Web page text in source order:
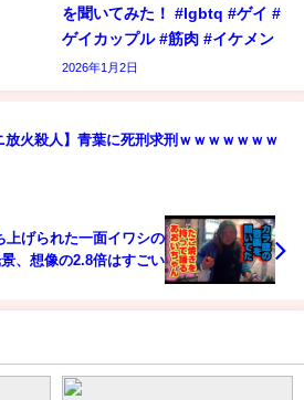
を聞いてみた！ #lgbtq #ゲイ #
ゲイカップル #筋肉 #イケメン
2026年1月2日
放火殺人】青葉に死刑求刑ｗｗｗｗｗｗｗ
上げられた一面イワシの
、想像の2.8倍はすごい